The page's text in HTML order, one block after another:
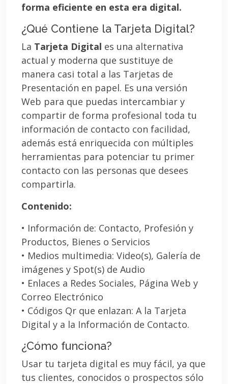
forma eficiente en esta era digital.
¿Qué Contiene la Tarjeta Digital?
La Tarjeta Digital es una alternativa
actual y moderna que sustituye de
manera casi total a las Tarjetas de
Presentación en papel. Es una versión
Web para que puedas intercambiar y
compartir de forma profesional toda tu
información de contacto con facilidad,
además está enriquecida con múltiples
herramientas para potenciar tu primer
contacto con las personas que desees
compartirla.
Contenido:
• Información de: Contacto, Profesión y
Productos, Bienes o Servicios
• Medios multimedia: Video(s), Galería de
imágenes y Spot(s) de Audio
• Enlaces a Redes Sociales, Página Web y
Correo Electrónico
• Códigos Qr que enlazan: A la Tarjeta
Digital y a la Información de Contacto.
¿Cómo funciona?
Usar tu tarjeta digital es muy fácil, ya que
tus clientes, conocidos o prospectos sólo